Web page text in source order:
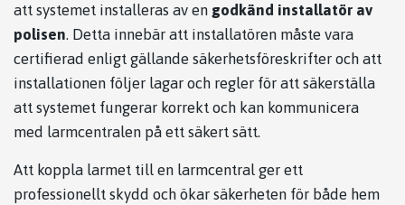
att systemet installeras av en godkänd installatör av
polisen. Detta innebär att installatören måste vara
certifierad enligt gällande säkerhetsföreskrifter och att
installationen följer lagar och regler för att säkerställa
att systemet fungerar korrekt och kan kommunicera
med larmcentralen på ett säkert sätt.
Att koppla larmet till en larmcentral ger ett
professionellt skydd och ökar säkerheten för både hem